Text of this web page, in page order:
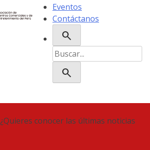
Eventos
Contáctanos
search
Buscar:
search
¿Quieres conocer las últimas noticias